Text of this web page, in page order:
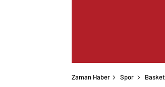
Zaman Haber Spor